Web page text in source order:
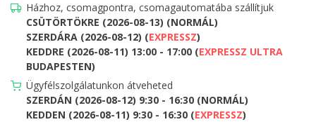
Házhoz, csomagpontra, csomagautomatába szállítjuk
CSÜTÖRTÖKRE (2026-08-13) (NORMÁL)
SZERDÁRA (2026-08-12) (EXPRESSZ)
KEDDRE (2026-08-11) 13:00 - 17:00 (EXPRESSZ ULTRA
BUDAPESTEN)
Ügyfélszolgálatunkon átveheted
SZERDÁN (2026-08-12) 9:30 - 16:30 (NORMÁL)
KEDDEN (2026-08-11) 9:30 - 16:30 (EXPRESSZ)